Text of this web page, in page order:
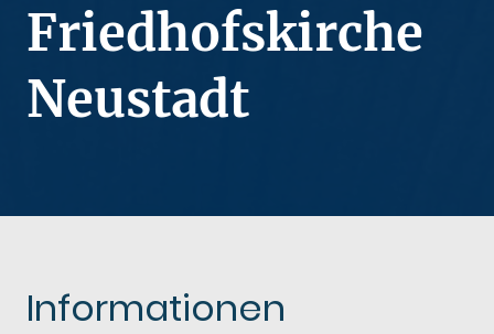
Friedhofskirche
Neustadt
Informationen